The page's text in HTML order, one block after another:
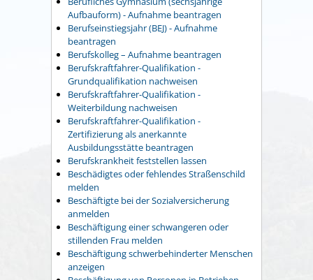
Aufbauform) - Aufnahme beantragen
Berufseinstiegsjahr (BEJ) - Aufnahme
beantragen
Berufskolleg – Aufnahme beantragen
Berufskraftfahrer-Qualifikation -
Grundqualifikation nachweisen
Berufskraftfahrer-Qualifikation -
Weiterbildung nachweisen
Berufskraftfahrer-Qualifikation -
Zertifizierung als anerkannte
Ausbildungsstätte beantragen
Berufskrankheit feststellen lassen
Beschädigtes oder fehlendes Straßenschild
melden
Beschäftigte bei der Sozialversicherung
anmelden
Beschäftigung einer schwangeren oder
stillenden Frau melden
Beschäftigung schwerbehinderter Menschen
anzeigen